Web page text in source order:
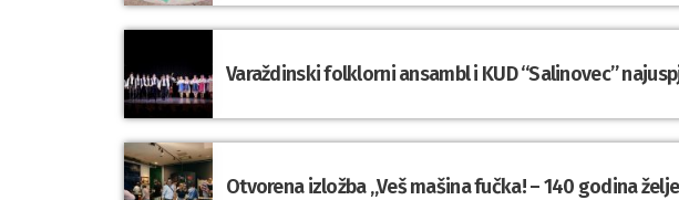
Varaždinski folklorni ansambl i KUD “Salinovec”
Otvorena izložba „Veš mašina fučka! – 140 godina